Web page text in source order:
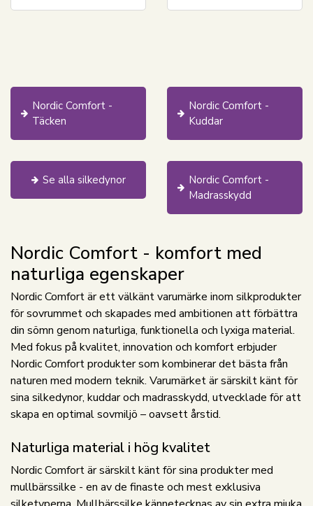
Nordic Comfort -
Täcken
Nordic Comfort -
Kuddar
Se alla silkedynor
Nordic Comfort -
Madrasskydd
Nordic Comfort - komfort med
naturliga egenskaper
Nordic Comfort är ett välkänt varumärke inom silkprodukter
för sovrummet och skapades med ambitionen att förbättra
din sömn genom naturliga, funktionella och lyxiga material.
Med fokus på kvalitet, innovation och komfort erbjuder
Nordic Comfort produkter som kombinerar det bästa från
naturen med modern teknik. Varumärket är särskilt känt för
sina silkedynor, kuddar och madrasskydd, utvecklade för att
skapa en optimal sovmiljö – oavsett årstid.
Naturliga material i hög kvalitet
Nordic Comfort är särskilt känt för sina produkter med
mullbärssilke - en av de finaste och mest exklusiva